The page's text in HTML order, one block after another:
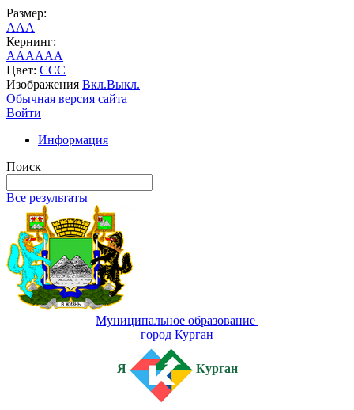
Размер:
AAA
Кернинг:
AAAAAA
Цвет: CCC
Изображения Вкл.Выкл.
Обычная версия сайта
Войти
Информация
Поиск
Все результаты
Муниципальное образование
город Курган
Я Курган